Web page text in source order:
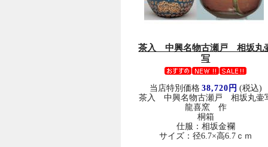
茶入 中興名物古瀬戸 相坂丸
写
当店特別価格 38,720円 (税込)
茶入 中興名物古瀬戸 相坂丸壷
龍喜窯 作
桐箱
仕服：相坂金襴
サイズ：径6.7×高6.7ｃｍ